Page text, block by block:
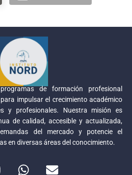
de formación profesional
impulsar el crecimiento académico
y profesionales. Nuestra misión es
de calidad, accesible y actualizada,
del mercado y potencie el
en diversas áreas del conocimiento.